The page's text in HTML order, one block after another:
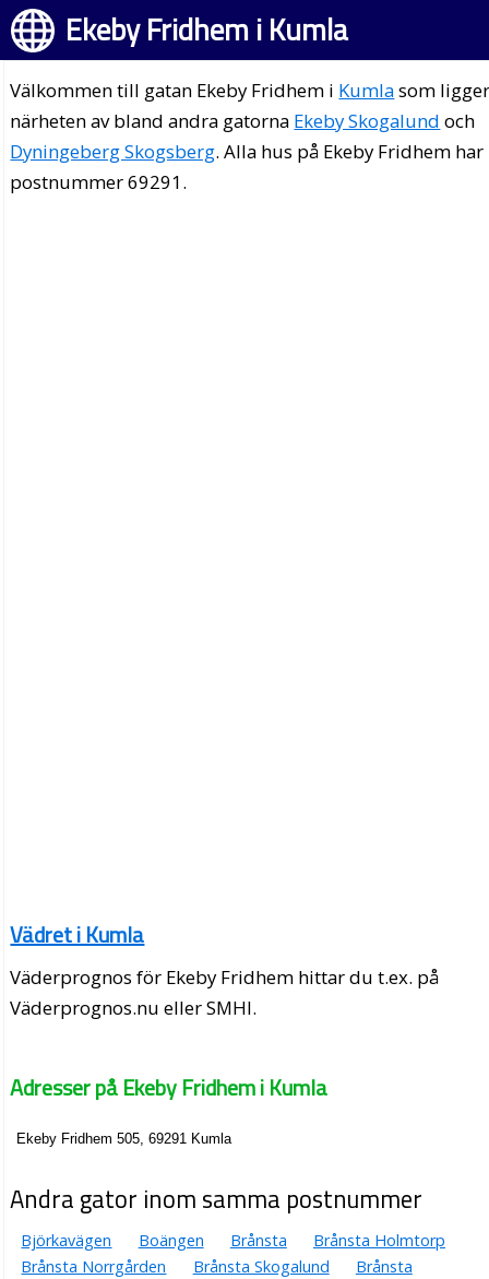
Ekeby Fridhem i Kumla
Välkommen till gatan Ekeby Fridhem i Kumlasom
närheten av bland andra gatorna Ekeby Skogalund och
Dyningeberg Skogsberg. Alla hus på Ekeby Fridhem har
postnummer 69291.
Vädret i Kumla
Väderprognos för Ekeby Fridhem hittar du t.ex. på
Väderprognos.nu eller SMHI.
Adresser på Ekeby Fridhem i Kumla
Ekeby Fridhem 505, 69291 Kumla
Andra gator inom samma postnummer
Björkavägen Boängen Brånsta
Brånsta Holmtorp
Brånsta Norrgården
Brånsta Skogalund
Brånsta